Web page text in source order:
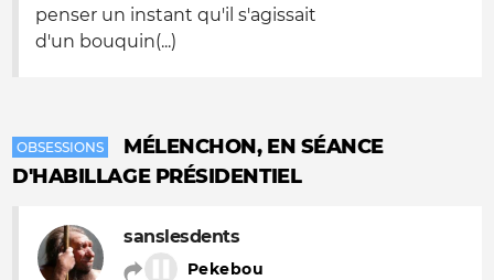
penser un instant qu'il s'agissait
d'un bouquin(...)
OBSESSIONS
MÉLENCHON, EN SÉANCE
D'HABILLAGE PRÉSIDENTIEL
sanslesdents
Pekebou